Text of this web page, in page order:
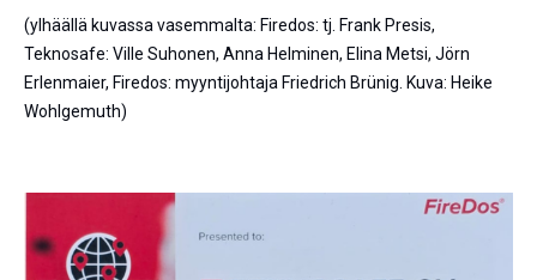
(ylhäällä kuvassa vasemmalta: Firedos: tj. Frank Presis,
Teknosafe: Ville Suhonen, Anna Helminen, Elina Metsi, Jörn
Erlenmaier, Firedos: myyntijohtaja Friedrich Brünig. Kuva: Heike
Wohlgemuth)